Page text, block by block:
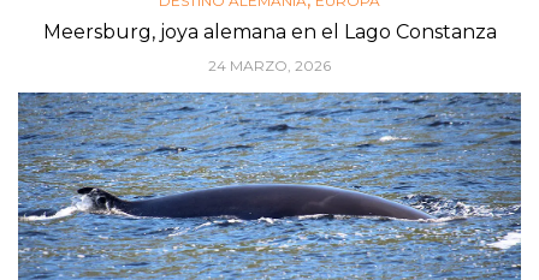
Meersburg, joya alemana en el Lago Constanza
24 MARZO, 2026